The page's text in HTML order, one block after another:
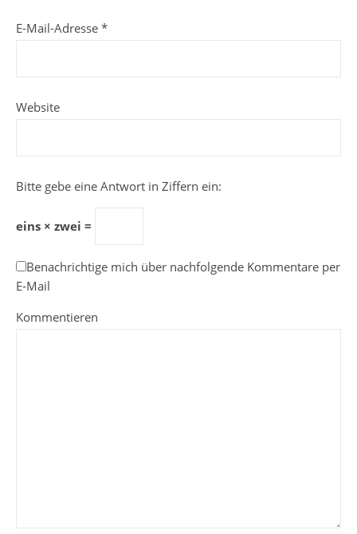
E-Mail-Adresse *
Website
Bitte gebe eine Antwort in Ziffern ein:
eins × zwei =
Benachrichtige mich über nachfolgende Kommentare per
E-Mail
Kommentieren